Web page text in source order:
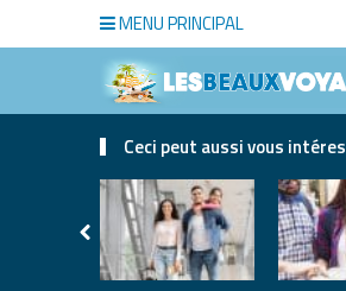
MENU PRINCIPAL
Ceci peut aussi vous